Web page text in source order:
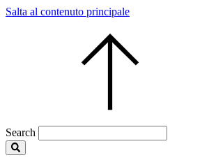
Salta al contenuto principale
Search